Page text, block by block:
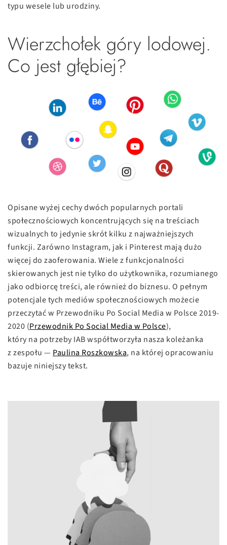
typu wesele lub urodziny.
Wierzchołek góry lodowej.
Co jest głębiej?
Opisane wyżej cechy dwóch popularnych portali
społecznościowych koncentrujących się na treściach
wizualnych to jedynie skrót kilku z najważniejszych
funkcji. Zarówno Instagram, jak i Pinterest mają dużo
więcej do zaoferowania. Wiele z funkcjonalności
skierowanych jest nie tylko do użytkownika, rozumianego
jako odbiorcę treści, ale również do biznesu. O pełnym
potencjale tych mediów społecznościowych możecie
przeczytać w Przewodniku Po Social Media w Polsce 2019-
2020 (Przewodnik Po Social Media w Polsce),
który na potrzeby IAB współtworzyła nasza koleżanka
z zespołu — Paulina Roszkowska, na której opracowaniu
bazuje niniejszy tekst.